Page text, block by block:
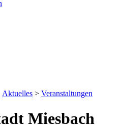
Aktuelles > Veranstaltungen
Miesbach